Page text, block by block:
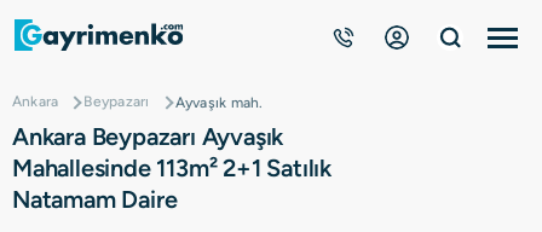
Gayrimenkuller
Nasıl Çalışır?
Ankara Beypazarı Ayvaşık mah.
Ankara Beypazarı Ayvaşık
Mahallesinde 113m² 2+1 Satılık
Natamam Daire